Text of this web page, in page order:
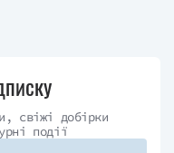
свіжі добірки
події